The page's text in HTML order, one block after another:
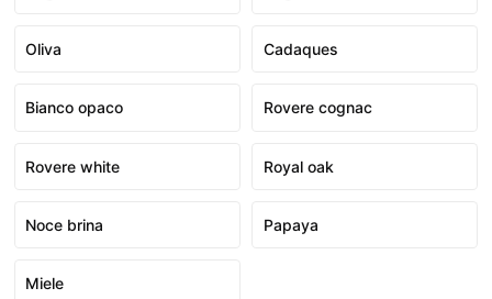
Oliva Cadaques
Bianco opaco Rovere cognac
Rovere white Royal oak
Noce brina Papaya
Miele